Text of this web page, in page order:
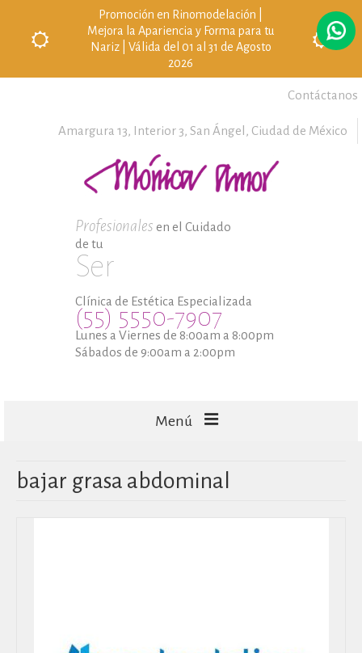
Promoción en Rinomodelación |
Mejora la Apariencia y Forma para tu
Nariz | Válida del 01 al 31 de Agosto
2026
Contáctanos
Amargura 13, Interior 3, San Ángel, Ciudad de México
Profesionales en el Cuidado
de tu
Ser
Clínica de Estética Especializada
(55) 5550-7907
Lunes a Viernes de 8:00am a 8:00pm
Sábados de 9:00am a 2:00pm
Menú
bajar grasa abdominal